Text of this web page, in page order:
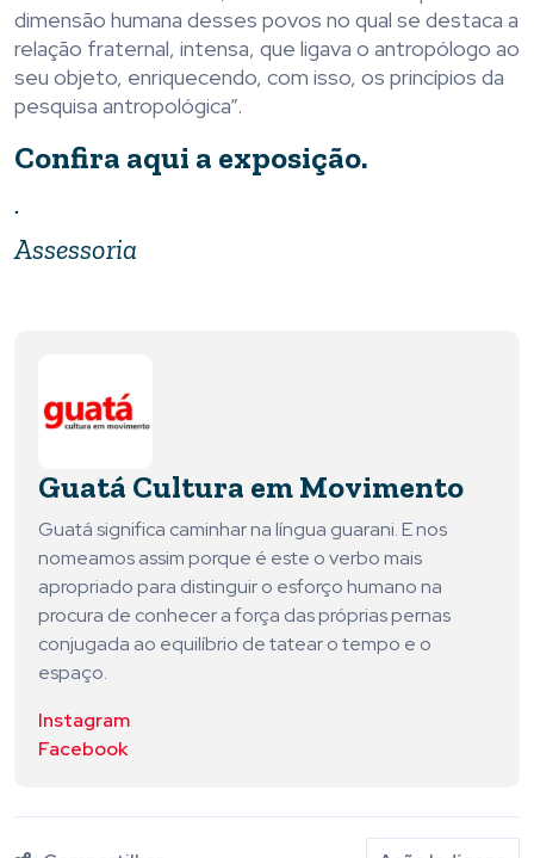
dimensão humana desses povos no qual se destaca a
relação fraternal, intensa, que ligava o antropólogo ao
seu objeto, enriquecendo, com isso, os princípios da
pesquisa antropológica”.
Confira aqui a exposição.
.
Assessoria
Guatá Cultura em Movimento
Guatá significa caminhar na língua guarani. E nos
nomeamos assim porque é este o verbo mais
apropriado para distinguir o esforço humano na
procura de conhecer a força das próprias pernas
conjugada ao equilíbrio de tatear o tempo e o
espaço.
Instagram
Facebook